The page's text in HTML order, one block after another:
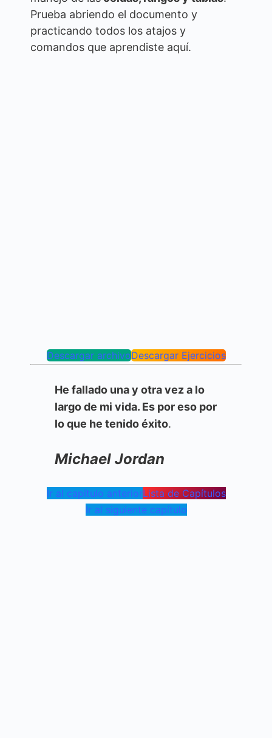
Prueba abriendo el documento y
practicando todos los atajos y
comandos que aprendiste aquí.
Descargar archivoDescargar Ejercicios
He fallado una y otra vez a lo
largo de mi vida. Es por eso por
lo que he tenido éxito.
Michael Jordan
Ir al capítulo anteriorLista de Capítulos
Ir al siguiente capítulo